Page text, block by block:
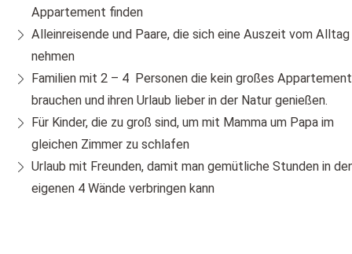
Appartement finden
Alleinreisende und Paare, die sich eine Auszeit vom Alltag
nehmen
Familien mit 2 – 4 Personen die kein großes Appartement
brauchen und ihren Urlaub lieber in der Natur genießen.
Für Kinder, die zu groß sind, um mit Mamma um Papa im
gleichen Zimmer zu schlafen
Urlaub mit Freunden, damit man gemütliche Stunden in
eigenen 4 Wände verbringen kann